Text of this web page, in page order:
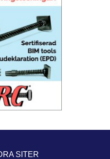
SITER